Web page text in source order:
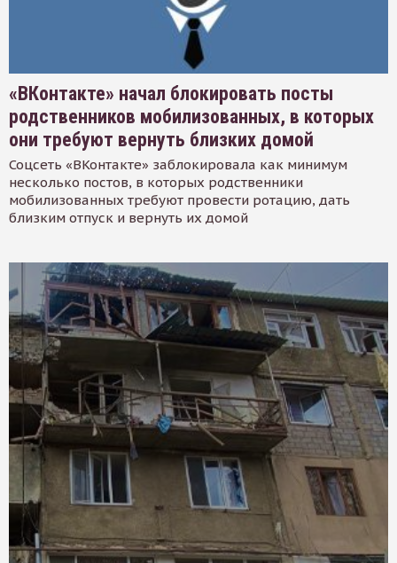
«ВКонтакте» начал блокировать посты
родственников мобилизованных, в которых
они требуют вернуть близких домой
Соцсеть «ВКонтакте» заблокировала как минимум
несколько постов, в которых родственники
мобилизованных требуют провести ротацию, дать
близким отпуск и вернуть их домой